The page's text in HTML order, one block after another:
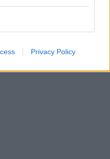
Privacy Policy